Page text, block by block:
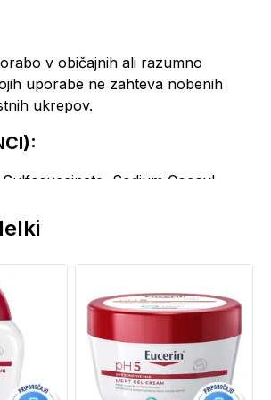
v običajnih ali razumno
uporabe ne zahteva nobenih
ukrepov.
Sodium Cocoyl
Aqua, Citric Acid,
Acid, Arachidic Acid, Oleic
in odgovori (FAQ):
potrebuje zaščito?